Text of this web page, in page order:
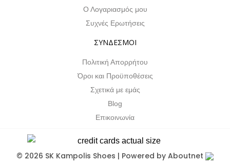
Ο Λογαριασμός μου
Συχνές Ερωτήσεις
ΣΥΝΔΕΣΜΟΙ
Πολιτική Απορρήτου
Όροι και Προϋποθέσεις
Σχετικά με εμάς
Blog
Επικοινωνία
© 2026 SK Kampolis Shoes | Powered by Aboutnet